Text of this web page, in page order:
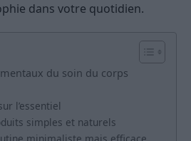
dans votre quotidien.
du soin du corps
l’essentiel
simples et naturels